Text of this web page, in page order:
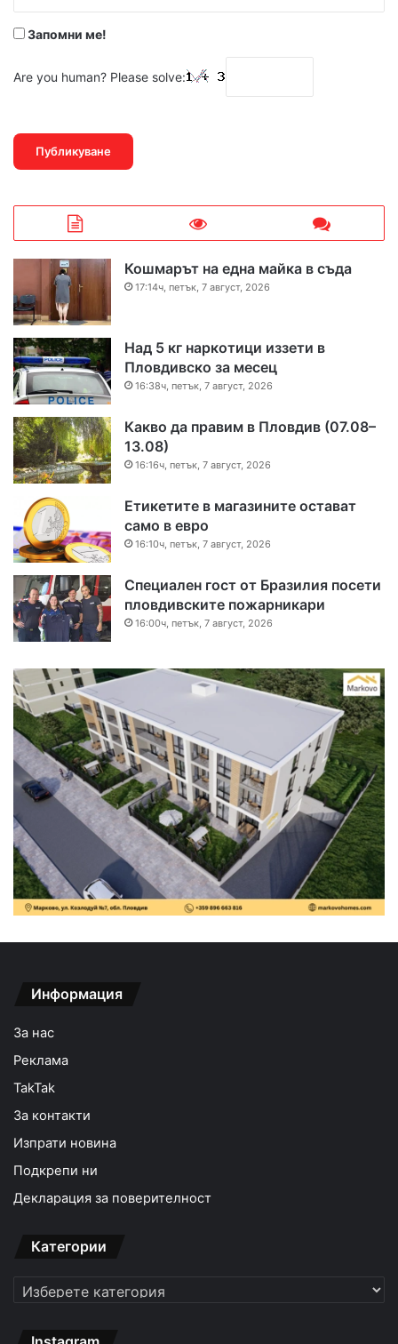
Запомни ме!
Are you human? Please solve:
Кошмарът на една майка в съда
17:14ч, петък, 7 август, 2026
Над 5 кг наркотици иззети в
Пловдивско за месец
16:38ч, петък, 7 август, 2026
Какво да правим в Пловдив (07.08–
13.08)
16:16ч, петък, 7 август, 2026
Етикетите в магазините остават
само в евро
16:10ч, петък, 7 август, 2026
Специален гост от Бразилия посети
пловдивските пожарникари
16:00ч, петък, 7 август, 2026
Информация
За нас
Реклама
TakTak
За контакти
Изпрати новина
Подкрепи ни
Декларация за поверителност
Категории
Категории